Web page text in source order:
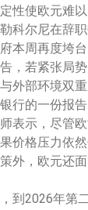
性使欧元难
科尔尼在辞
本周再度垮
，若紧张局
外部环境双
行的一份报
表示，尽管
价格压力依
外，欧元还
到2026年第